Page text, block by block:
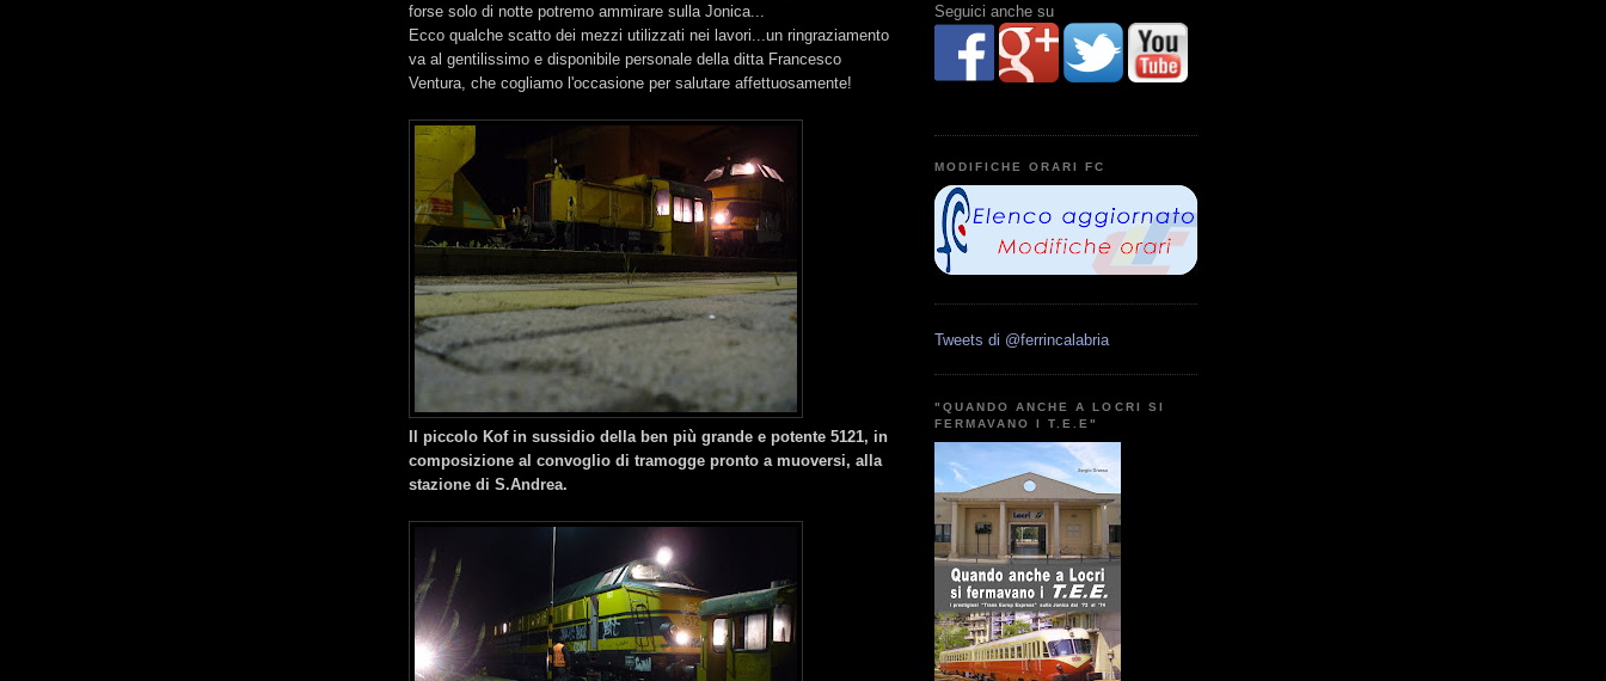
forse solo di notte potremo ammirare sulla Jonica...
Ecco qualche scatto dei mezzi utilizzati nei lavori...un ringraziamento
va al gentilissimo e disponibile personale della ditta Francesco
Ventura, che cogliamo l'occasione per salutare affettuosamente!
Il piccolo Kof in sussidio della ben più grande e potente 5121, in
composizione al convoglio di tramogge pronto a muoversi, alla
stazione di S.Andrea.
Seguici anche su
MODIFICHE ORARI FC
Tweets di @ferrincalabria
"QUANDO ANCHE A LOCRI SI
FERMAVANO I T.E.E"